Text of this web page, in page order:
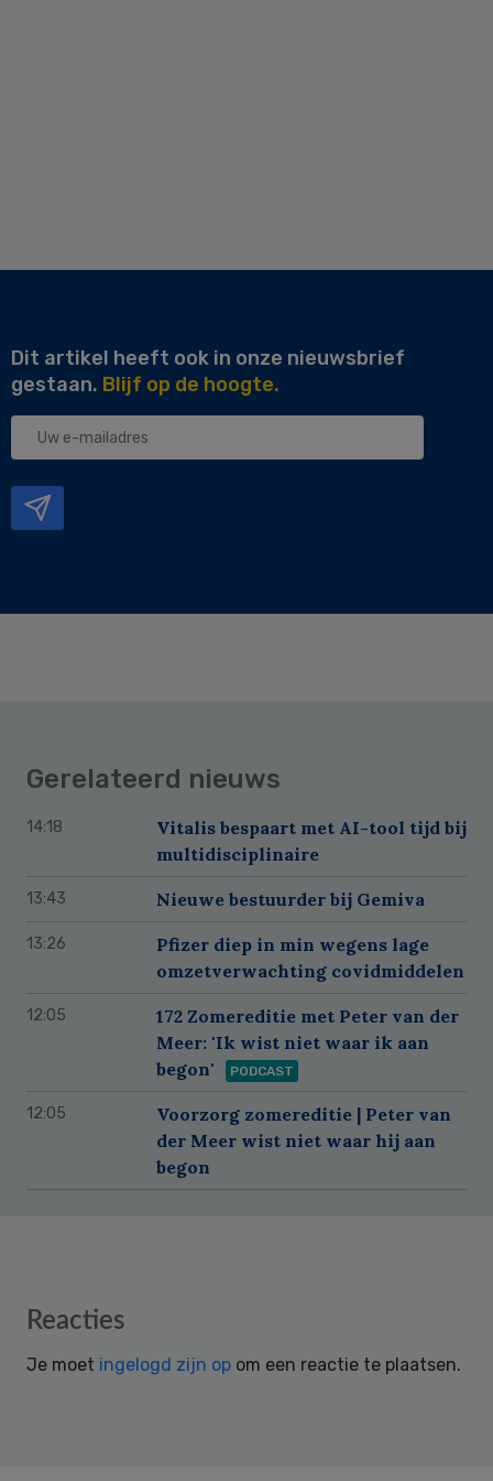
Dit artikel heeft ook in onze nieuwsbrief
gestaan. Blijf op de hoogte.
Uw
Gerelateerd nieuws
14:18
Vitalis bespaart met AI-tool tijd bij
multidisciplinaire
13:43 Nieuwe bestuurder bij Gemiva
13:26
Pfizer diep in min wegens lage
omzetverwachting covidmiddelen
12:05
172 Zomereditie met Peter van der
Meer: 'Ik wist niet waar ik aan
begon'
PODCAST
12:05
Voorzorg zomereditie | Peter van
der Meer wist niet waar hij aan
begon
Reader
Reacties
Je moet ingelogd zijn op om een reactie te plaatsen.